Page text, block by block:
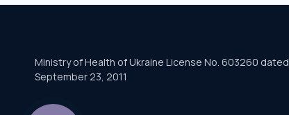
Ministry of Health of Ukraine License No. 603260 dated
September 23, 2011